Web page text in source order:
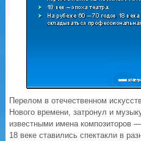
Перелом в отечественном
Нового времени, затронул и
известными имена композиторов
18 веке ставились спектакли в